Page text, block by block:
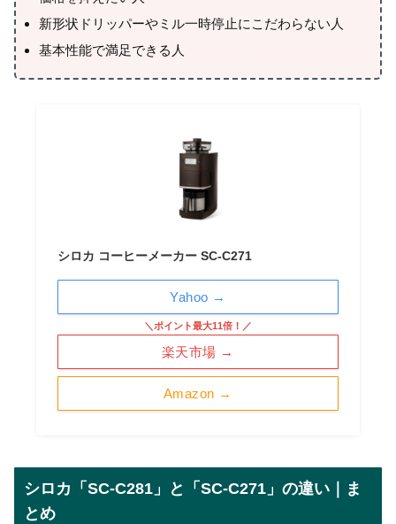
新形状ドリッパーやミル一時停止にこだわらない人
基本性能で満足できる人
シロカ コーヒーメーカー SC-C271
Amazon →
＼ポイント最大11倍！／
楽天市場 →
Yahoo →
シロカ「SC-C281」と「SC-C271」の違い｜ま
とめ